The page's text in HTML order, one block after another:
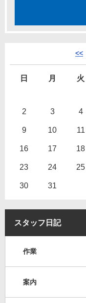
<<
日 月 火
2 3 4
9 10 11
16 17 18
23 24 25
30 31
スタッフ日記
作業
案内